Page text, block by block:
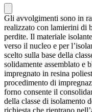
Gli avvolgimenti sono in
realizzato con lamierini di
perdite. Il materiale
verso il nucleo e per
scelto sulla base della
solidamente assemblato e
impregnato in resina
procedimento di
forno consente il
della classe di isolamento